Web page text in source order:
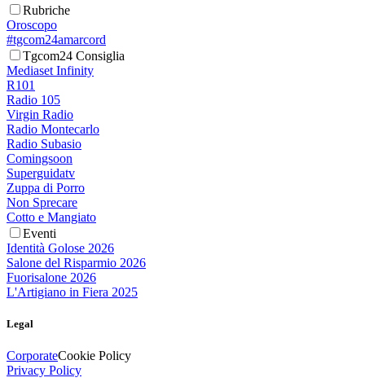
Rubriche
Oroscopo
#tgcom24amarcord
Tgcom24 Consiglia
Mediaset Infinity
R101
Radio 105
Virgin Radio
Radio Montecarlo
Radio Subasio
Comingsoon
Superguidatv
Zuppa di Porro
Non Sprecare
Cotto e Mangiato
Eventi
Identità Golose 2026
Salone del Risparmio 2026
Fuorisalone 2026
L'Artigiano in Fiera 2025
Legal
CorporateCookie Policy
Privacy Policy